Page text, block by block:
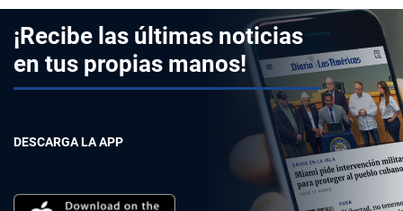
¡Recibe las últimas noticias
en tus propias manos!
DESCARGA LA APP